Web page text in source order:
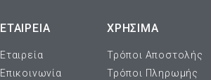
ΕΤΑΙΡΕΊΑ
Εταιρεία
Επικοινωνία
ΧΡΗΣΙΜΑ
Τρόποι Αποστολής
Τρόποι Πληρωμής